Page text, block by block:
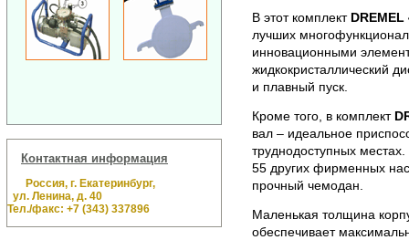
Контактная информация
Россия, г. Екатеринбург,
ул. Ленина, д. 40
Тел./факс: +7 (343) 337896
В этот комплект
лучших
инновационными
жидкокристаллический
и плавный пуск.
Кроме того, в комплект
вал – идеальное
труднодоступных
55 других фирменных
прочный чемодан.
Маленькая толщина
обеспечивает